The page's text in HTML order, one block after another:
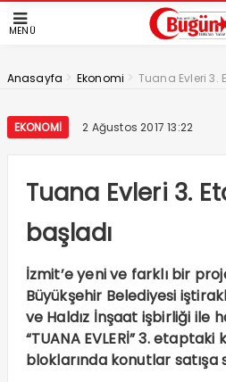
MENÜ
Anasayfa > Ekonomi > Tuana Evleri 3.
EKONOMI 2 Ağustos 2017 13:22
Tuana Evleri 3.
başladı
İzmit’e yeni ve farklı bir
Büyükşehir Belediyesi
ve Haldız İnşaat işbirliği ile
“TUANA EVLERİ” 3.
bloklarında konutlar satışa